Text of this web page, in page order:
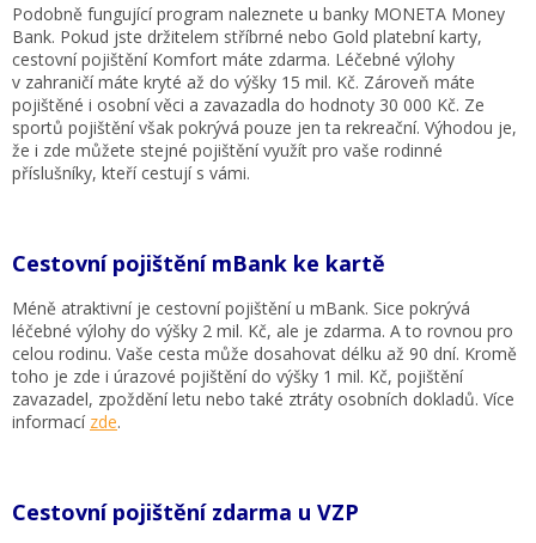
Podobně fungující program naleznete u banky MONETA Money
Bank. Pokud jste držitelem stříbrné nebo Gold platební karty,
cestovní pojištění Komfort máte zdarma. Léčebné výlohy
v zahraničí máte kryté až do výšky 15 mil. Kč. Zároveň máte
pojištěné i osobní věci a zavazadla do hodnoty 30 000 Kč. Ze
sportů pojištění však pokrývá pouze jen ta rekreační. Výhodou je,
že i zde můžete stejné pojištění využít pro vaše rodinné
příslušníky, kteří cestují s vámi.
Cestovní pojištění mBank ke kartě
Méně atraktivní je cestovní pojištění u mBank. Sice pokrývá
léčebné výlohy do výšky 2 mil. Kč, ale je zdarma. A to rovnou pro
celou rodinu. Vaše cesta může dosahovat délku až 90 dní. Kromě
toho je zde i úrazové pojištění do výšky 1 mil. Kč, pojištění
zavazadel, zpoždění letu nebo také ztráty osobních dokladů. Více
informací zde.
Cestovní pojištění zdarma u VZP